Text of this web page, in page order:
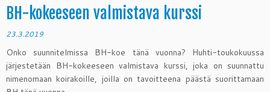
BH-kokeeseen valmistava kurssi
23.3.2019
Onko suunnitelmissa BH-koe tänä vuonna? Huhti-toukokuussa
järjestetään BH-kokeeseen valmistava kurssi, joka on suunnattu
nimenomaan koirakoille, joilla on tavoitteena päästä suorittamaan